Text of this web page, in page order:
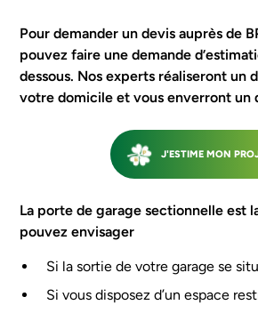
Pour demander un devis auprès de
pouvez faire une demande
dessous. Nos experts réaliseront un
votre domicile et vous enverront un
J'ESTIME MON
La porte de garage sectionnelle est
pouvez envisager
Si la sortie de votre garage se
Si vous disposez d’un espace
SUIVANT